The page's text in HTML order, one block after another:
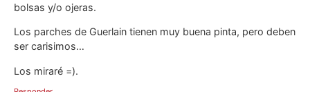
bolsas y/o ojeras.
Los parches de Guerlain tienen muy buena pinta, pero deben
ser carisimos…
Los miraré =).